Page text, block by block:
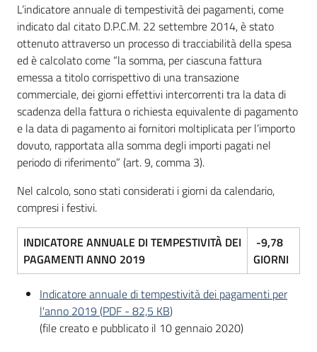
L’indicatore annuale di tempestività dei pagamenti, come
indicato dal citato D.P.C.M. 22 settembre 2014, è stato
ottenuto attraverso un processo di tracciabilità della spesa
ed è calcolato come “la somma, per ciascuna fattura
emessa a titolo corrispettivo di una transazione
commerciale, dei giorni effettivi intercorrenti tra la data di
scadenza della fattura o richiesta equivalente di pagamento
e la data di pagamento ai fornitori moltiplicata per l’importo
dovuto, rapportata alla somma degli importi pagati nel
periodo di riferimento” (art. 9, comma 3).
Nel calcolo, sono stati considerati i giorni da calendario,
compresi i festivi.
INDICATORE ANNUALE DI TEMPESTIVITÀ DEI
PAGAMENTI ANNO 2019
-9,78
GIORNI
Indicatore annuale di tempestività dei pagamenti per
l'anno 2019 (PDF - 82,5 KB)
(file creato e pubblicato il 10 gennaio 2020)